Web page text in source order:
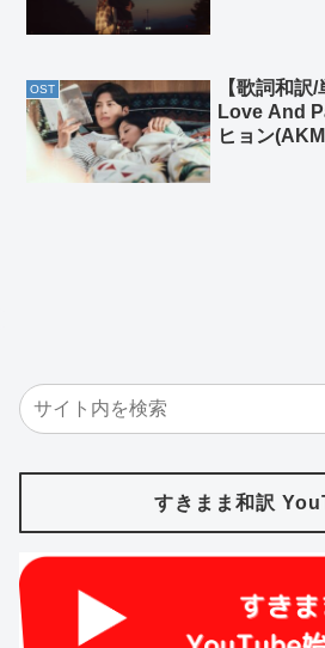
OST
【歌詞和訳
Love And
ヒョン
すきまま和訳